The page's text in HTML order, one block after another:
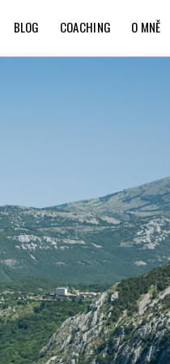
BLOG COACHING O MNĚ